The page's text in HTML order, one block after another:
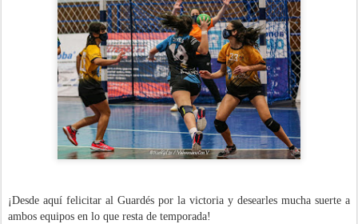
¡Desde aquí felicitar al Guardés por la victoria y desearles mucha suerte a
ambos equipos en lo que resta de temporada!